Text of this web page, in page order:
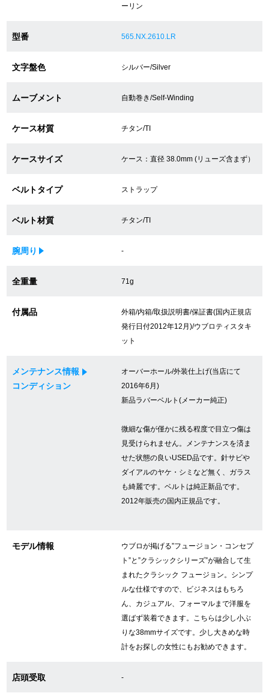
店舗受け取りサービス
店舗取り寄せサービス
修理・メンテナンスをご希望の方
修理依頼をする
修理・メンテンナンスについて
オーバーホールについて
GINZA RASINについて
ーリン
型番 565.NX.2610.LR
文字盤色 シルバー/Silver
ムーブメント 自動巻き/Self-Winding
ケース材質 チタン/TI
ケースサイズ ケース：直径 38.0mm (リューズ含まず）
ベルトタイプ ストラップ
ベルト材質 チタン/TI
腕周り -
全重量 71g
付属品
外箱/内箱/取扱説明書/保証書(国内正規店
発行日付2012年12月)/ウブロティスタキ
ット
メンテナンス情報
コンディション
オーバーホール/外装仕上げ(当店にて
2016年6月)
新品ラバーベルト(メーカー純正)
微細な傷が僅かに残る程度で目立つ傷は
見受けられません。メンテナンスを済ま
せた状態の良いUSED品です。針サビや
ダイアルのヤケ・シミなど無く、ガラス
も綺麗です。ベルトは純正新品です。
2012年販売の国内正規品です。
モデル情報
ウブロが掲げる”フュージョン・コンセプ
ト”と”クラシックシリーズ”が融合して生
まれたクラシック フュージョン。シンプ
ルな仕様ですので、ビジネスはもちろ
ん、カジュアル、フォーマルまで洋服を
選ばず装着できます。こちらは少し小ぶ
りな38mmサイズです。少し大きめな時
計をお探しの女性にもお勧めできます。
店頭受取 -